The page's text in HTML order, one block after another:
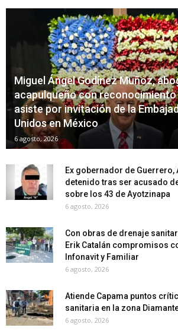
Miguel Ángel Godínez Muñoz,
acapulqueño con
asiste por invitación de la
Unidos en México
6 agosto, 2026
Ex gobernador de Guerrero,
detenido tras ser acusado
sobre los 43 de Ayotzinapa
6 agosto, 2026
Con obras de drenaje
Erik Catalán compromisos
Infonavit y Familiar
6 agosto, 2026
Atiende Capama puntos
sanitaria en la zona
6 agosto, 2026